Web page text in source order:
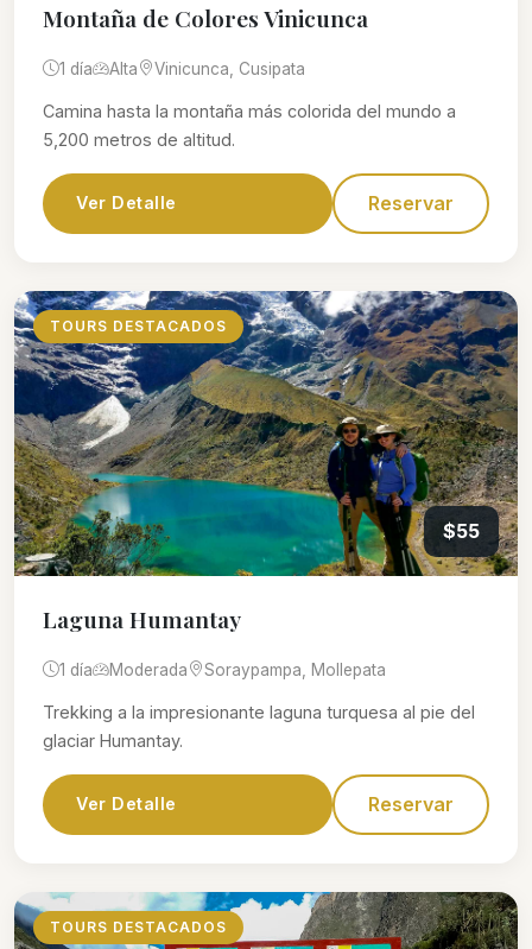
Montaña de Colores Vinicunca
1 día Alta Vinicunca, Cusipata
Camina hasta la montaña más colorida del mundo a
5,200 metros de altitud.
Ver Detalle Reservar
TOURS DESTACADOS
$55
Laguna Humantay
1 día Moderada Soraypampa, Mollepata
Trekking a la impresionante laguna turquesa al pie del
glaciar Humantay.
Ver Detalle Reservar
TOURS DESTACADOS